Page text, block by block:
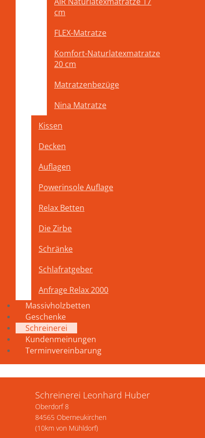
cm
FLEX-Matratze
Komfort-Naturlatexmatratze
20 cm
Matratzenbezüge
Nina Matratze
Kissen
Decken
Auflagen
Powerinsole Auflage
Relax Betten
Die Zirbe
Schränke
Schlafratgeber
Anfrage Relax 2000
Massivholzbetten
Geschenke
Schreinerei
Kundenmeinungen
Terminvereinbarung
Wir verwenden ausschließlich 100 % unbehandeltes
Wasseranteil ist niedrig Die Oberfläche bleibt roh,
Je nach Wunsch - Form - Höhe – Größe und Holzart
Schreinerei Leonhard Huber
Oberdorf 8
84565 Oberneukirchen
(10km von Mühldorf)